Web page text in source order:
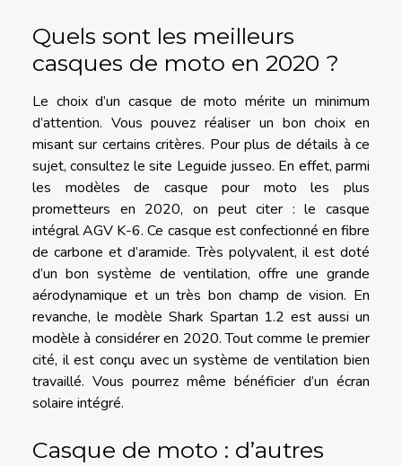
Quels sont les meilleurs
casques de moto en 2020 ?
Le choix d’un casque de moto mérite un minimum
d’attention. Vous pouvez réaliser un bon choix en
misant sur certains critères. Pour plus de détails à ce
sujet,consultez le site Leguide jusseo. En effet, parmi
les modèles de casque pour moto les plus
prometteurs en 2020, on peut citer : le casque
intégral AGV K-6. Ce casque est confectionné en fibre
de carbone et d’aramide. Très polyvalent, il est doté
d’un bon système de ventilation, offre une grande
aérodynamique et un très bon champ de vision. En
revanche, le modèle Shark Spartan 1.2 est aussi un
modèle à considérer en 2020. Tout comme le premier
cité, il est conçu avec un système de ventilation bien
travaillé. Vous pourrez même bénéficier d’un écran
solaire intégré.
Casque de moto : d’autres